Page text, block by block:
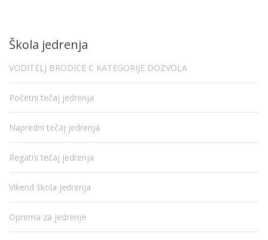
Škola jedrenja
VODITELJ BRODICE C KATEGORIJE DOZVOLA
Početni tečaj jedrenja
Napredni tečaj jedrenja
Regatni tečaj jedrenja
Vikend škola jedrenja
Oprema za jedrenje